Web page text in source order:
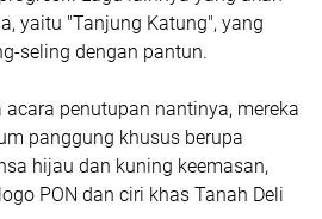
yaitu "Tanjung Katung", yang
seling dengan pantun.
penutupan nantinya, mereka
panggung khusus berupa
hijau dan kuning keemasan,
PON dan ciri khas Tanah Deli